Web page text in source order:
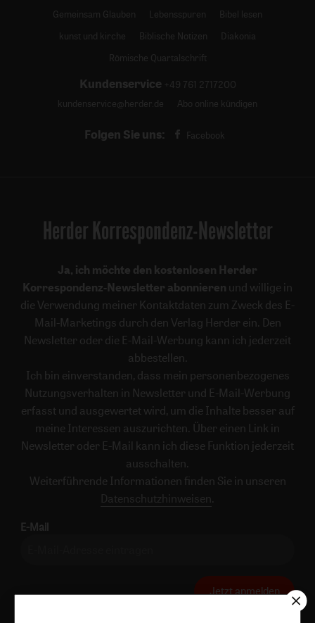
Gemeinsam Glauben
Lebensspuren
Bibel lesen
kunst und kirche
Biblische Notizen
Diakonia
Römische Quartalschrift
Kundenservice +49 761 2717200
kundenservice@herder.de
Abo online kündigen
Folgen Sie uns: Facebook
Herder Korrespondenz-Newsletter
Ja, ich möchte den kostenlosen Herder
Korrespondenz-Newsletter abonnieren und willige in
die Verwendung meiner Kontaktdaten zum Zweck des E-
Mail-Marketings durch den Verlag Herder ein. Den
Newsletter oder die E-Mail-Werbung kann ich jederzeit
abbestellen.
Ich bin einverstanden, dass mein personenbezogenes
Nutzungsverhalten in Newsletter und E-Mail-Werbung
erfasst und ausgewertet wird, um die Inhalte besser auf
meine Interessen auszurichten. Über einen Link in
Newsletter oder E-Mail kann ich diese Funktion jederzeit
ausschalten.
Weiterführende Informationen finden Sie in unseren
Datenschutzhinweisen .
E-Mail
Jetzt anmelden